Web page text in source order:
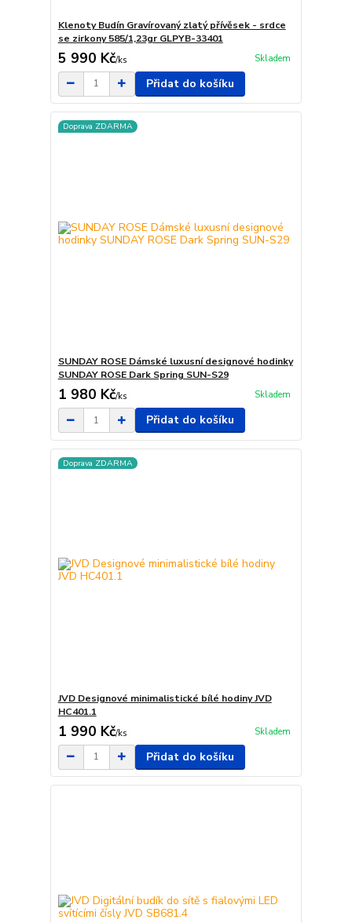
Klenoty Budín Gravírovaný zlatý přívěsek - srdce
se zirkony 585/1,23gr GLPYB-33401
5 990 Kč/ks Skladem
Přidat do košíku
Doprava ZDARMA
SUNDAY ROSE Dámské luxusní designové hodinky
SUNDAY ROSE Dark Spring SUN-S29
1 980 Kč/ks Skladem
Přidat do košíku
Doprava ZDARMA
JVD Designové minimalistické bílé hodiny JVD
HC401.1
1 990 Kč/ks Skladem
Přidat do košíku